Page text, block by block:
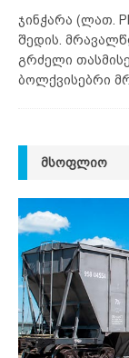
ჯინჭარა (ლათ.
შედის.
გრძელი
ბოლქვისებრი
ᲛᲡᲝᲤᲚᲘᲝ